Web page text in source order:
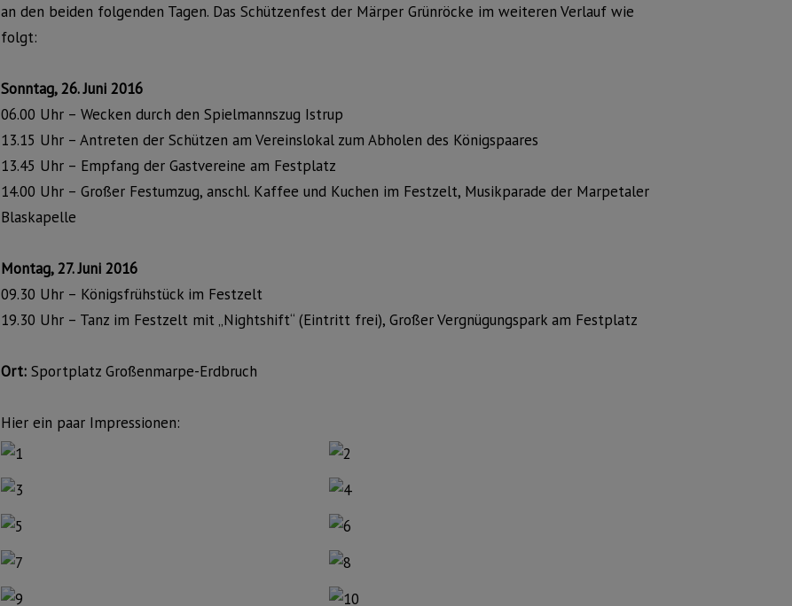
an den beiden folgenden Tagen. Das Schützenfest der Märper Grünröcke im weiteren Verlauf wie
folgt:
Sonntag, 26. Juni 2016
06.00 Uhr – Wecken durch den Spielmannszug Istrup
13.15 Uhr – Antreten der Schützen am Vereinslokal zum Abholen des Königspaares
13.45 Uhr – Empfang der Gastvereine am Festplatz
14.00 Uhr – Großer Festumzug, anschl. Kaffee und Kuchen im Festzelt, Musikparade der Marpetaler
Blaskapelle
Montag, 27. Juni 2016
09.30 Uhr – Königsfrühstück im Festzelt
19.30 Uhr – Tanz im Festzelt mit „Nightshift“ (Eintritt frei), Großer Vergnügungspark am Festplatz
Ort: Sportplatz Großenmarpe-Erdbruch
Hier ein paar Impressionen: